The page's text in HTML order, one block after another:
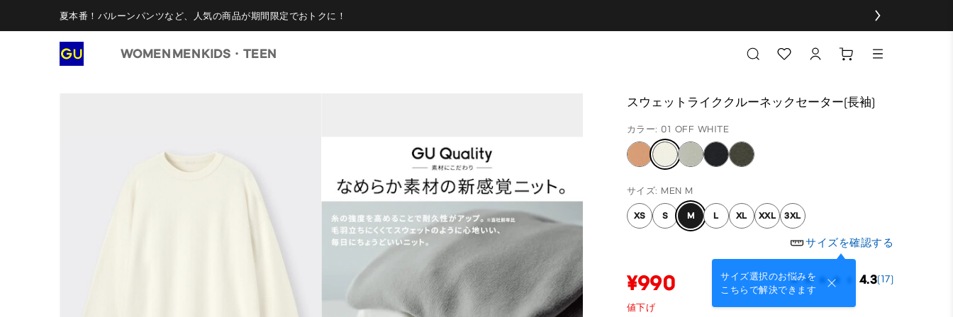
夏本番！バルーンパンツなど、人気の商品が期間限定でおトクに！
WOMEN MENKIDS・TEEN
スウェットライククルーネックセーター(長袖)
カラー: 01 OFF WHITE
サイズ: MEN M
XS S M L XL XXL 3XL
サイズを確認する
サイズ選択のお悩みを
こちらで解決できます
¥990 4.3(17)
値下げ